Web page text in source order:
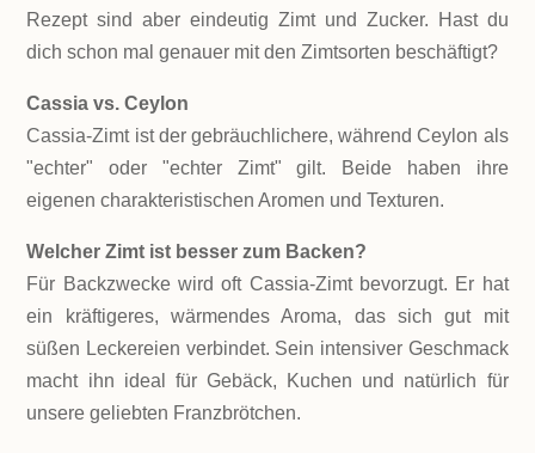
Rezept sind aber eindeutig Zimt und Zucker. Hast du
dich schon mal genauer mit den Zimtsorten beschäftigt?
Cassia vs. Ceylon
Cassia-Zimt ist der gebräuchlichere, während Ceylon als
"echter" oder "echter Zimt" gilt. Beide haben ihre
eigenen charakteristischen Aromen und Texturen.
Welcher Zimt ist besser zum Backen?
Für Backzwecke wird oft Cassia-Zimt bevorzugt. Er hat
ein kräftigeres, wärmendes Aroma, das sich gut mit
süßen Leckereien verbindet. Sein intensiver Geschmack
macht ihn ideal für Gebäck, Kuchen und natürlich für
unsere geliebten Franzbrötchen.